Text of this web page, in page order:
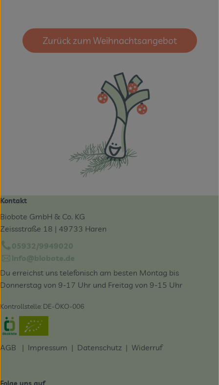
Zurück zum Weihnachtsangebot
Kontakt
Biobote GmbH & Co. KG
Zeissstraße 18 | 49733 Haren
05932/9949020
info@biobote.de
Du erreichst uns telefonisch am besten Montag bis
Donnerstag von 9-17 Uhr und Freitag von 9-15 Uhr
Kontrollstelle: DE-ÖKO-006
Externer Link zu https://www.oekokiste.de/
AGB | Impressum | Datenschutz | Widerruf
Folge uns auf